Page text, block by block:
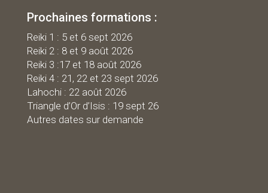
Prochaines formations :
Reiki 1 : 5 et 6 sept 2026
Reiki 2 : 8 et 9 août 2026
Reiki 3 :17 et 18 août 2026
Reiki 4 : 21, 22 et 23 sept 2026
Lahochi : 22 août 2026
Triangle d’Or d’Isis : 19 sept 26
Autres dates sur demande